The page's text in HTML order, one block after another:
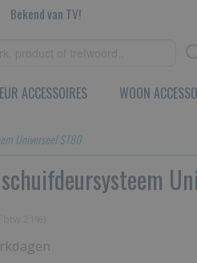
Bekend van TV!
ACCESSOIRES WOON
Universeel ST80